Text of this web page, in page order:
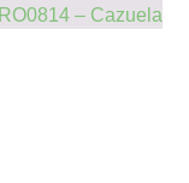
RO0814 – Cazuela